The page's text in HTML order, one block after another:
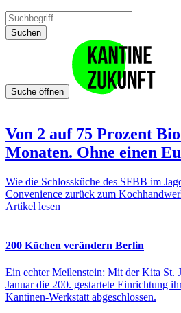
Suchen
Suche öffnen
Von 2 auf 75 Prozent
Monaten. Ohne einen
Wie die Schlossküche des SFBB im
Convenience zurück zum
Artikel lesen
200 Küchen verändern Berlin
Ein echter Meilenstein: Mit der Kita St.
Januar die 200. gestartete Einrichtung
Kantinen-Werkstatt abgeschlossen.